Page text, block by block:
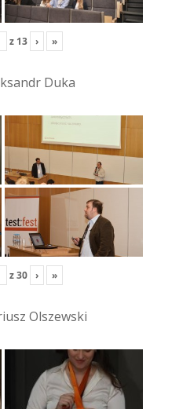
z 13 › »
Duka
z30 › »
Olszewski